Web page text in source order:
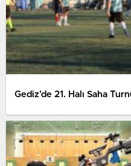
Gediz’de 21. Halı Saha